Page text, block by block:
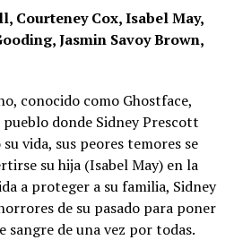
Courteney Cox, Isabel May,
Jasmin Savoy Brown,
conocido como Ghostface,
donde Sidney Prescott
vida, sus peores temores se
su hija (Isabel May) en la
a proteger a su familia, Sidney
de su pasado para poner
de una vez por todas.